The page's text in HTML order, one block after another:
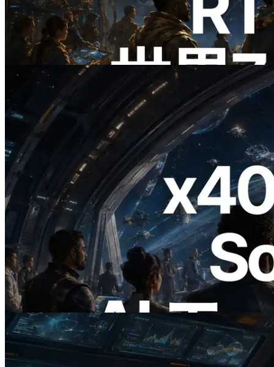
リージョンのping計測に拡張—
Validators Information APIも公開
この記事を読む
2026.07.04
ERPC、x402 決済対応の Solana RPC を
公開 — AI エージェントが必要な API
にその場で支払う時代の幕開け
この記事を読む